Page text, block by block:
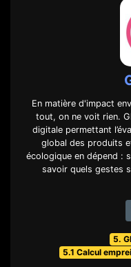
En matière d'impact
tout, on ne voit rien.
digitale permettant
global des produits
écologique en dépend :
savoir quels gestes
5.
5.1 Calcul